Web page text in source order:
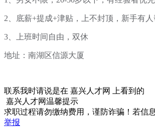
2、底薪+提成+津贴，上不封顶，新手有
3、上班时间自由，双休
地址：南湖区信源大厦
联系我时请说是在 嘉兴人才网
上看到的
嘉兴人才网温馨提示
求职过程请勿缴纳费用，谨防诈骗！若信
举报